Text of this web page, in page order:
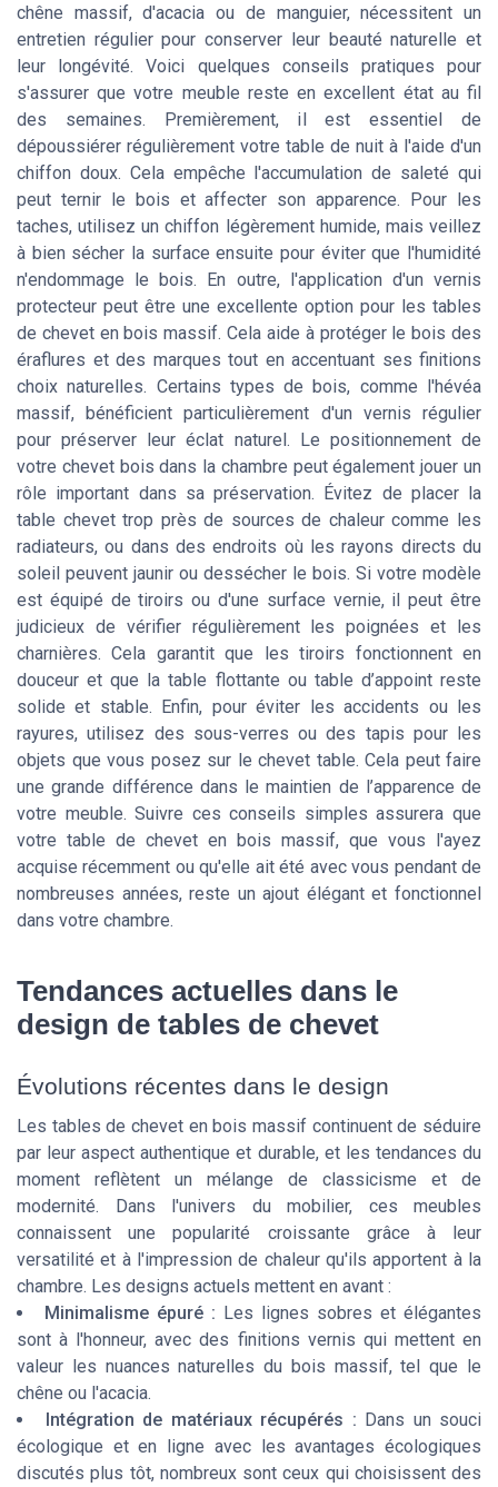
chêne massif, d'acacia ou de manguier, nécessitent un
entretien régulier pour conserver leur beauté naturelle et
leur longévité. Voici quelques conseils pratiques pour
s'assurer que votre meuble reste en excellent état au fil
des semaines. Premièrement, il est essentiel de
dépoussiérer régulièrement votre table de nuit à l'aide d'un
chiffon doux. Cela empêche l'accumulation de saleté qui
peut ternir le bois et affecter son apparence. Pour les
taches, utilisez un chiffon légèrement humide, mais veillez
à bien sécher la surface ensuite pour éviter que l'humidité
n'endommage le bois. En outre, l'application d'un vernis
protecteur peut être une excellente option pour les tables
de chevet en bois massif. Cela aide à protéger le bois des
éraflures et des marques tout en accentuant ses finitions
choix naturelles. Certains types de bois, comme l'hévéa
massif, bénéficient particulièrement d'un vernis régulier
pour préserver leur éclat naturel. Le positionnement de
votre chevet bois dans la chambre peut également jouer un
rôle important dans sa préservation. Évitez de placer la
table chevet trop près de sources de chaleur comme les
radiateurs, ou dans des endroits où les rayons directs du
soleil peuvent jaunir ou dessécher le bois. Si votre modèle
est équipé de tiroirs ou d'une surface vernie, il peut être
judicieux de vérifier régulièrement les poignées et les
charnières. Cela garantit que les tiroirs fonctionnent en
douceur et que la table flottante ou table d’appoint reste
solide et stable. Enfin, pour éviter les accidents ou les
rayures, utilisez des sous-verres ou des tapis pour les
objets que vous posez sur le chevet table. Cela peut faire
une grande différence dans le maintien de l’apparence de
votre meuble. Suivre ces conseils simples assurera que
votre table de chevet en bois massif, que vous l'ayez
acquise récemment ou qu'elle ait été avec vous pendant de
nombreuses années, reste un ajout élégant et fonctionnel
dans votre chambre.
Tendances actuelles dans le
design de tables de chevet
Évolutions récentes dans le design
Les tables de chevet en bois massif continuent de séduire
par leur aspect authentique et durable, et les tendances du
moment reflètent un mélange de classicisme et de
modernité. Dans l'univers du mobilier, ces meubles
connaissent une popularité croissante grâce à leur
versatilité et à l'impression de chaleur qu'ils apportent à la
chambre. Les designs actuels mettent en avant :
Minimalisme épuré : Les lignes sobres et élégantes
sont à l'honneur, avec des finitions vernis qui mettent en
valeur les nuances naturelles du bois massif, tel que le
chêne ou l'acacia.
Intégration de matériaux récupérés : Dans un souci
écologique et en ligne avec les avantages écologiques
discutés plus tôt, nombreux sont ceux qui choisissent des